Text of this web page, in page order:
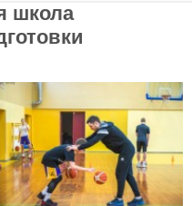
школа